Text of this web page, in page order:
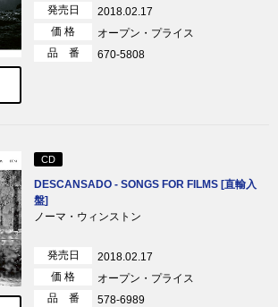
発売日
2018.02.17
価 格
オープン・プライス
品 番
670-5808
CD
DESCANSADO - SONGS FOR FILMS [直輸入
盤]
ノーマ・ウィンストン
発売日
2018.02.17
価 格
オープン・プライス
品 番
578-6989